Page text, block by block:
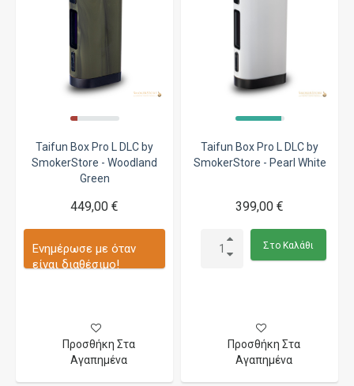
Taifun Box Pro L DLC by
SmokerStore - Woodland
Green
449,00 €
Ενημέρωσε με όταν
είναι διαθέσιμο!
Προσθήκη Στα
Αγαπημένα
Taifun Box Pro L DLC by
SmokerStore - Pearl White
399,00 €
Στο Καλάθι
Προσθήκη Στα
Αγαπημένα